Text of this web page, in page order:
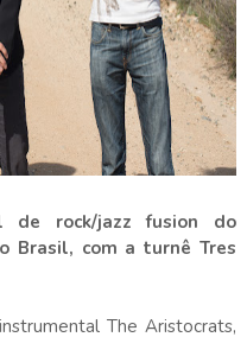
de rock/jazz fusion do
Brasil, com a turnê Tres
The Aristocrats,